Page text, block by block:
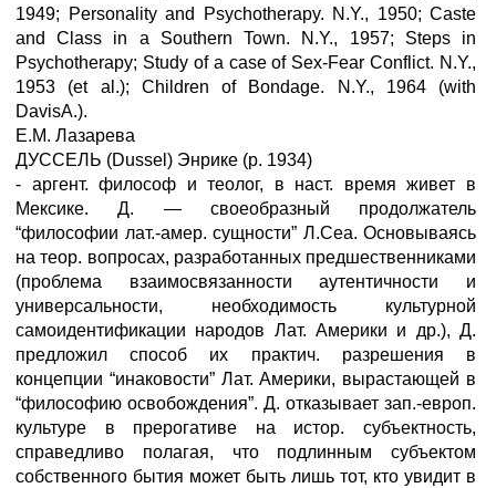
1949; Personality and Psychotherapy. N.Y., 1950; Caste
and Class in a Southern Town. N.Y., 1957; Steps in
Psychotherapy; Study of a case of Sex-Fear Conflict. N.Y.,
1953 (et al.); Children of Bondage. N.Y., 1964 (with
DavisA.).
E.M. Лазарева
ДУССЕЛЬ (Dussel) Энрике (р. 1934)
- аргент. философ и теолог, в наст. время живет в
Мексике. Д. — своеобразный продолжатель
“философии лат.-амер. сущности” Л.Сеа. Основываясь
на теор. вопросах, разработанных предшественниками
(проблема взаимосвязанности аутентичности и
универсальности, необходимость культурной
самоидентификации народов Лат. Америки и др.), Д.
предложил способ их практич. разрешения в
концепции “инаковости” Лат. Америки, вырастающей в
“философию освобождения”. Д. отказывает зап.-европ.
культуре в прерогативе на истор. субъектность,
справедливо полагая, что подлинным субъектом
собственного бытия может быть лишь тот, кто увидит в